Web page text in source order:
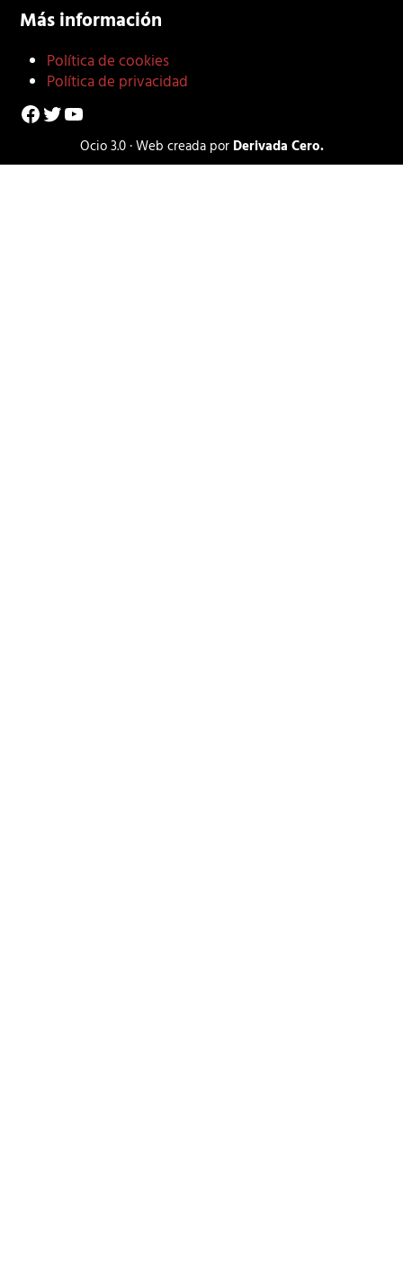
Más información
Política de cookies
Política de privacidad
Facebook
Twitter
YouTube
Ocio 3.0 · Web creada por Derivada Cero.